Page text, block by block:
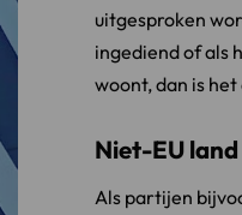
uitgesproken
ingediend of als
woont, dan is
Niet-EU land
Als partijen